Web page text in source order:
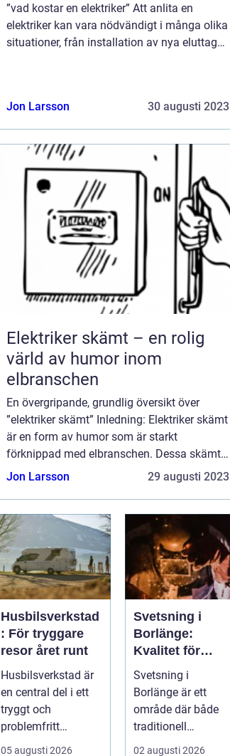
”vad kostar en elektriker” Att anlita en
elektriker kan vara nödvändigt i många olika
situationer, från installation av nya eluttag
Jon Larsson 30 augusti 2023
Elektriker skämt – en rolig
värld av humor inom
elbranschen
En övergripande, grundlig översikt över
”elektriker skämt” Inledning: Elektriker skämt
är en form av humor som är starkt
förknippad med elbranschen. Dessa skämt
handlar om elektriker, deras arbete och de
Jon Larsson 29 augusti 2023
Husbilsverkstad
: För tryggare
resor året runt
Husbilsverkstad är
en central del i ett
tryggt och
problemfritt
husbilsliv. När en
05 augusti 2026
Svetsning i
Borlänge:
Kvalitet för
industri och
konstruktion
Svetsning i
Borlänge är ett
område där både
traditionell
verkstadsindustr...
02 augusti 2026